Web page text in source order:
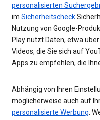
personalisierten
im Sicherheitscheck
Nutzung von Google-
Play nutzt Daten, etwa
Videos, die Sie sich auf
Apps zu empfehlen, die
Abhängig von Ihren
möglicherweise auch auf
personalisierte Werbung .